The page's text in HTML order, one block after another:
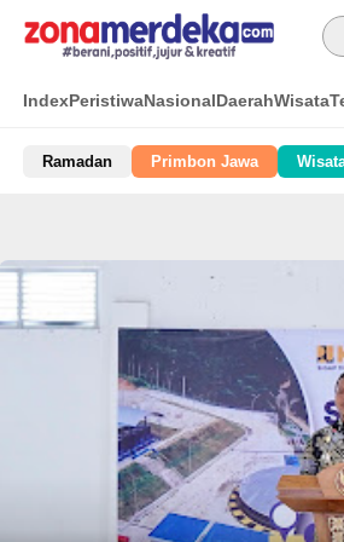
IndexPeristiwaNasionalDaerahWisata
Ramadan Primbon Jawa